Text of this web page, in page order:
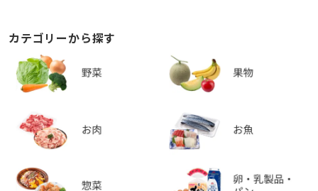
カテゴリーから探す